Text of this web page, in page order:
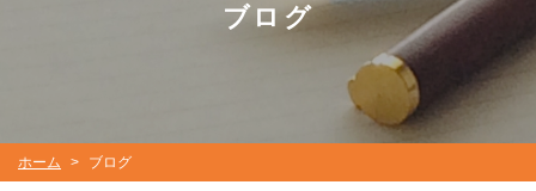
ブログ
ホーム > ブログ